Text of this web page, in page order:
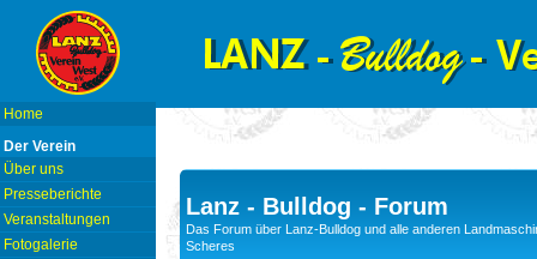
Home
Der Verein
Über uns
Presseberichte
Veranstaltungen
Fotogalerie
Lanz - Bulldog - Forum
Das Forum über Lanz-Bulldog und alle anderen
Scheres